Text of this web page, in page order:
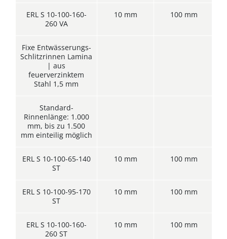
ERL S 10-100-160-
260 VA
10 mm 100 mm
Fixe Entwässerungs-
Schlitzrinnen Lamina
| aus
feuerverzinktem
Stahl 1,5 mm
Standard-
Rinnenlänge: 1.000
mm, bis zu 1.500
mm einteilig möglich
ERL S 10-100-65-140
ST
10 mm 100 mm
ERL S 10-100-95-170
ST
10 mm 100 mm
ERL S 10-100-160-
260 ST
10 mm 100 mm